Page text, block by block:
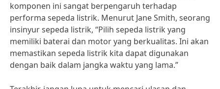
komponen ini sangat berpengaruh terhadap
performa sepeda listrik. Menurut Jane Smith, seorang
insinyur sepeda listrik, “Pilih sepeda listrik yang
memiliki baterai dan motor yang berkualitas. Ini akan
memastikan sepeda listrik kita dapat digunakan
dengan baik dalam jangka waktu yang lama.”